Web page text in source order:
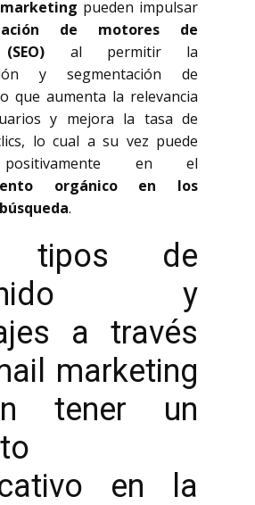
pueden impulsar
de motores de
al permitir la
y segmentación de
que aumenta la relevancia
y mejora la tasa de
lo cual a su vez puede
en el
orgánico en los
.
tipos de
y
a través
marketing
tener un
en la